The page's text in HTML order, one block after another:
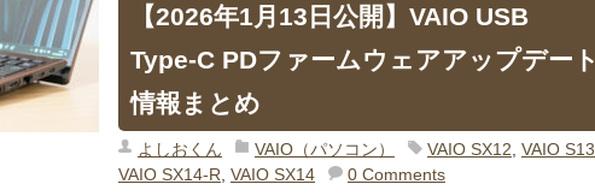
【2026年1月13日公開】VAIO USB
Type-C PDファームウェアアップデート
情報まとめ
よしおくん VAIO（パソコン） VAIO SX12 VAIO S13
VAIO SX14-R VAIO SX14
0 Comments